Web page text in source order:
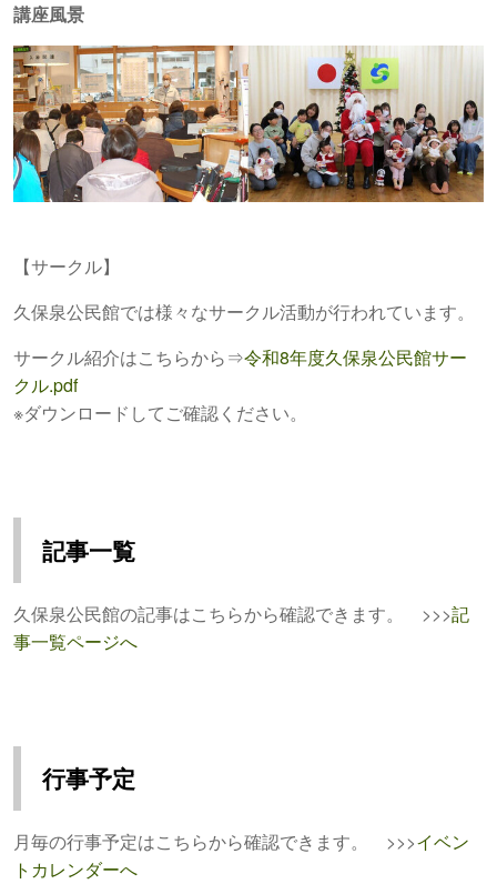
講座風景
【サークル】
久保泉公民館では様々なサークル活動が行われています。
サークル紹介はこちらから⇒令和8年度久保泉公民館サー
クル.pdf
※ダウンロードしてご確認ください。
記事一覧
久保泉公民館の記事はこちらから確認できます。 >>>記
事一覧ページへ
行事予定
月毎の行事予定はこちらから確認できます。 >>>イベン
トカレンダーへ